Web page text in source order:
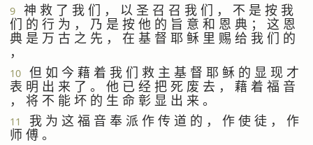
9
神 救 了 我 们 ， 以 圣 召 召 我 们 ， 不 是 按 我
们 的 行 为 ， 乃 是 按 他 的 旨 意 和 恩 典 ； 这 恩
典 是 万 古 之 先 ， 在 基 督 耶 稣 里 赐 给 我 们 的
，
10
但 如 今 藉 着 我 们 救 主 基 督 耶 稣 的 显 现 才
表 明 出 来 了 。 他 已 经 把 死 废 去 ， 藉 着 福 音
， 将 不 能 坏 的 生 命 彰 显 出 来 。
11
我 为 这 福 音 奉 派 作 传 道 的 ， 作 使 徒 ， 作
师 傅 。